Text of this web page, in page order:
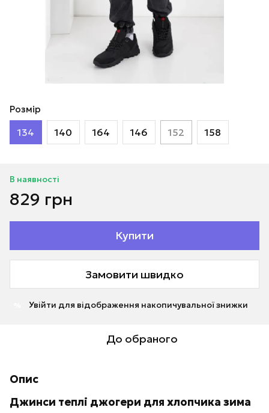
Розмір
134 140 164 146 152 158
В наявності
829 грн
Купити
Замовити швидко
Увійти для відображення накопичувальної знижки
До обраного
Опис
Джинси теплі джогери для хлопчика зима